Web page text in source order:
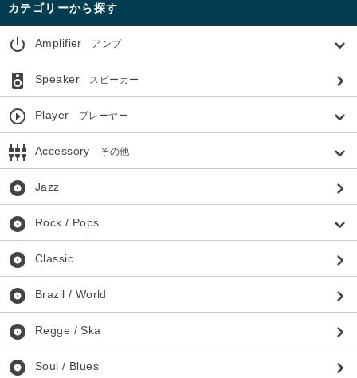
カテゴリーから探す
power_settings_new Amplifier アンプ
speaker Speakerスピーカー
play_circle_outline Player プレーヤー
settings_input_component Accessory その他
album Jazz
album Rock / Pops
album Classic
album Brazil / World
album Regge / Ska
album Soul / Blues